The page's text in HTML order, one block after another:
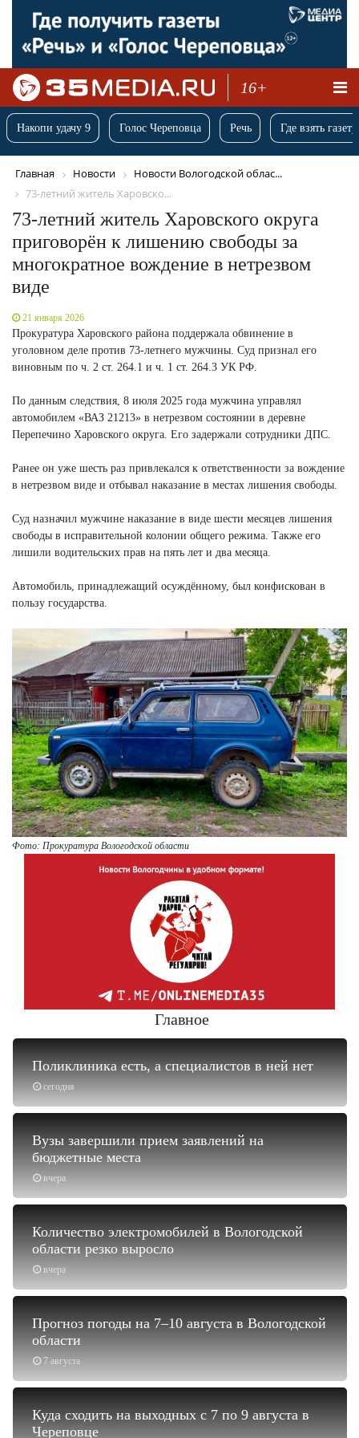
16+
Накопи удачу 9 Голос Череповца Речь Где взять
Главная Новости
Новости Вологодской облас...
73-летний житель Харовско...
73-летний житель Харовского округа
приговорён к лишению свободы за
многократное вождение в нетрезвом
виде
21 января 2026
Прокуратура Харовского района поддержала обвинение в
уголовном деле против 73-летнего мужчины. Суд признал его
виновным по ч. 2 ст. 264.1 и ч. 1 ст. 264.3 УК РФ.
По данным следствия, 8 июля 2025 года мужчина управлял
автомобилем «ВАЗ 21213» в нетрезвом состоянии в деревне
Перепечино Харовского округа. Его задержали сотрудники ДПС.
Ранее он уже шесть раз привлекался к ответственности за вождение
в нетрезвом виде и отбывал наказание в местах лишения свободы.
Суд назначил мужчине наказание в виде шести месяцев лишения
свободы в исправительной колонии общего режима. Также его
лишили водительских прав на пять лет и два месяца.
Автомобиль, принадлежащий осуждённому, был конфискован в
пользу государства.
Фото: Прокуратура Вологодской области
Главное
сегодня
Поликлиника есть, а специалистов в ней нет
вчера
Вузы завершили прием заявлений на
бюджетные места
вчера
Количество электромобилей в Вологодской
области резко выросло
7 августа
Прогноз погоды на 7–10 августа в Вологодской
области
Куда сходить на выходных с 7 по 9 августа в
Череповце